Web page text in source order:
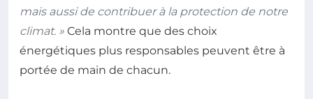
mais aussi de contribuer à la protection de notre
climat. » Cela montre que des choix
énergétiques plus responsables peuvent être à
portée de main de chacun.